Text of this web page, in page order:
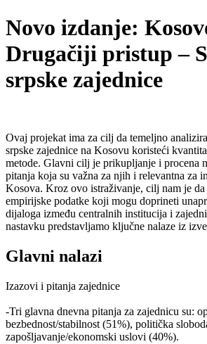
Novo izdanje:
Drugačiji pristup –
srpske zajednice
Ovaj projekat ima za cilj da temeljno
srpske zajednice na Kosovu koristeći
metode. Glavni cilj je prikupljanje i procena
pitanja koja su važna za njih i relevantna za
Kosova. Kroz ovo istraživanje, cilj nam je da
empirijske podatke koji mogu doprineti
dijaloga između centralnih institucija i
nastavku predstavljamo ključne nalaze iz
Glavni nalazi
Izazovi i pitanja zajednice
-Tri glavna dnevna pitanja za zajednicu su:
bezbednost/stabilnost (51%), politička
zapošljavanje/ekonomski uslovi (40%).